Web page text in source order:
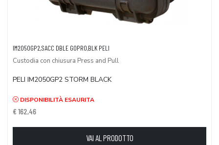
IM2050GP2,SACC DBLE GOPRO,BLK PELI
Custodia con chiusura Press and Pull
PELI IM2050GP2 STORM BLACK
DISPONIBILITÀ ESAURITA
€ 162,46
VAI AL PRODOTTO